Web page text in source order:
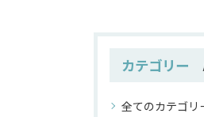
カテゴリー
全てのカテゴリ